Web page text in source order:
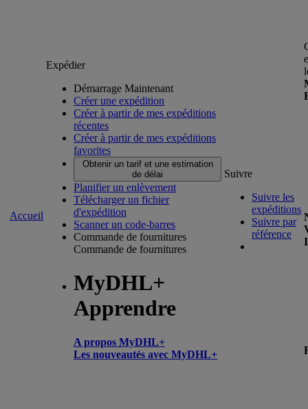
Accueil
Expédier
Démarrage Maintenant
Créer une expédition
Créer à partir de mes expéditions
récentes
Créer à partir de mes expéditions
favorites
Obtenir un tarif et une estimation
de délai
Planifier un enlèvement
Télécharger un fichier
d'expédition
Scanner un code-barres
Commande de fournitures
Commande de fournitures
MyDHL+
Apprendre
A propos MyDHL+
Les nouveautés avec MyDHL+
Suivre
Suivre les
expéditions
Suivre par
référence